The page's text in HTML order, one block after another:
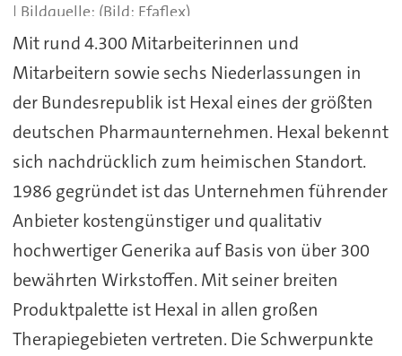
(Bild: Efaflex)
Mit rund 4.300 Mitarbeiterinnen und
Mitarbeitern sowie sechs Niederlassungen in
der Bundesrepublik ist Hexal eines der größten
deutschen Pharmaunternehmen. Hexal bekennt
sich nachdrücklich zum heimischen Standort.
1986 gegründet ist das Unternehmen führender
Anbieter kostengünstiger und qualitativ
hochwertiger Generika auf Basis von über 300
bewährten Wirkstoffen. Mit seiner breiten
Produktpalette ist Hexal in allen großen
Therapiegebieten vertreten. Die Schwerpunkte